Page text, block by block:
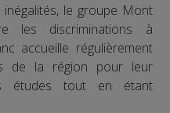
le groupe Mont
les discriminations à
accueille régulièrement
de la région pour leur
études tout en étant